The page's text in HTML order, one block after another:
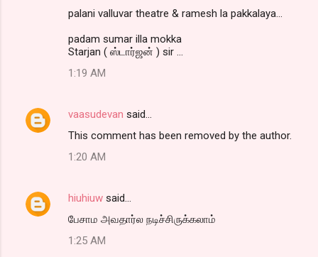
palani valluvar theatre & ramesh la pakkalaya...
padam sumar illa mokka
Starjan ( ஸ்டார்ஜன் ) sir ...
1:19 AM
vaasudevan said…
This comment has been removed by the author.
1:20 AM
hiuhiuw said…
பேசாம அவதார்ல நடிச்சிருக்கலாம்
1:25 AM